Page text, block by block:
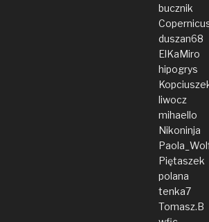
bucznik
duszan68
ElKaMiro
hipogrys
liwocz
mihaello
Nikoninja
Piętaszek
polana
tenka7
Tomasz.B